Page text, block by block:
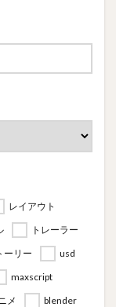
レイアウト
トレーラー
ーリー
usd
maxscript
メ
blender